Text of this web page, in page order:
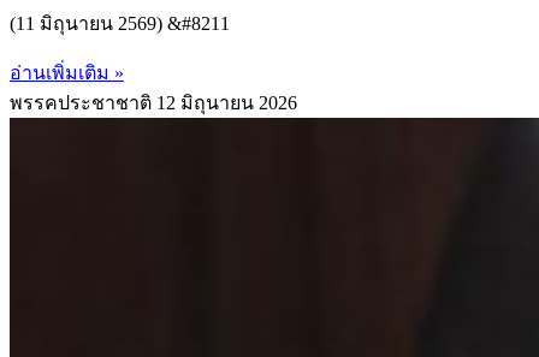
(11 มิถุนายน 2569) &#8211
อ่านเพิ่มเติม »
พรรคประชาชาติ 12 มิถุนายน 2026